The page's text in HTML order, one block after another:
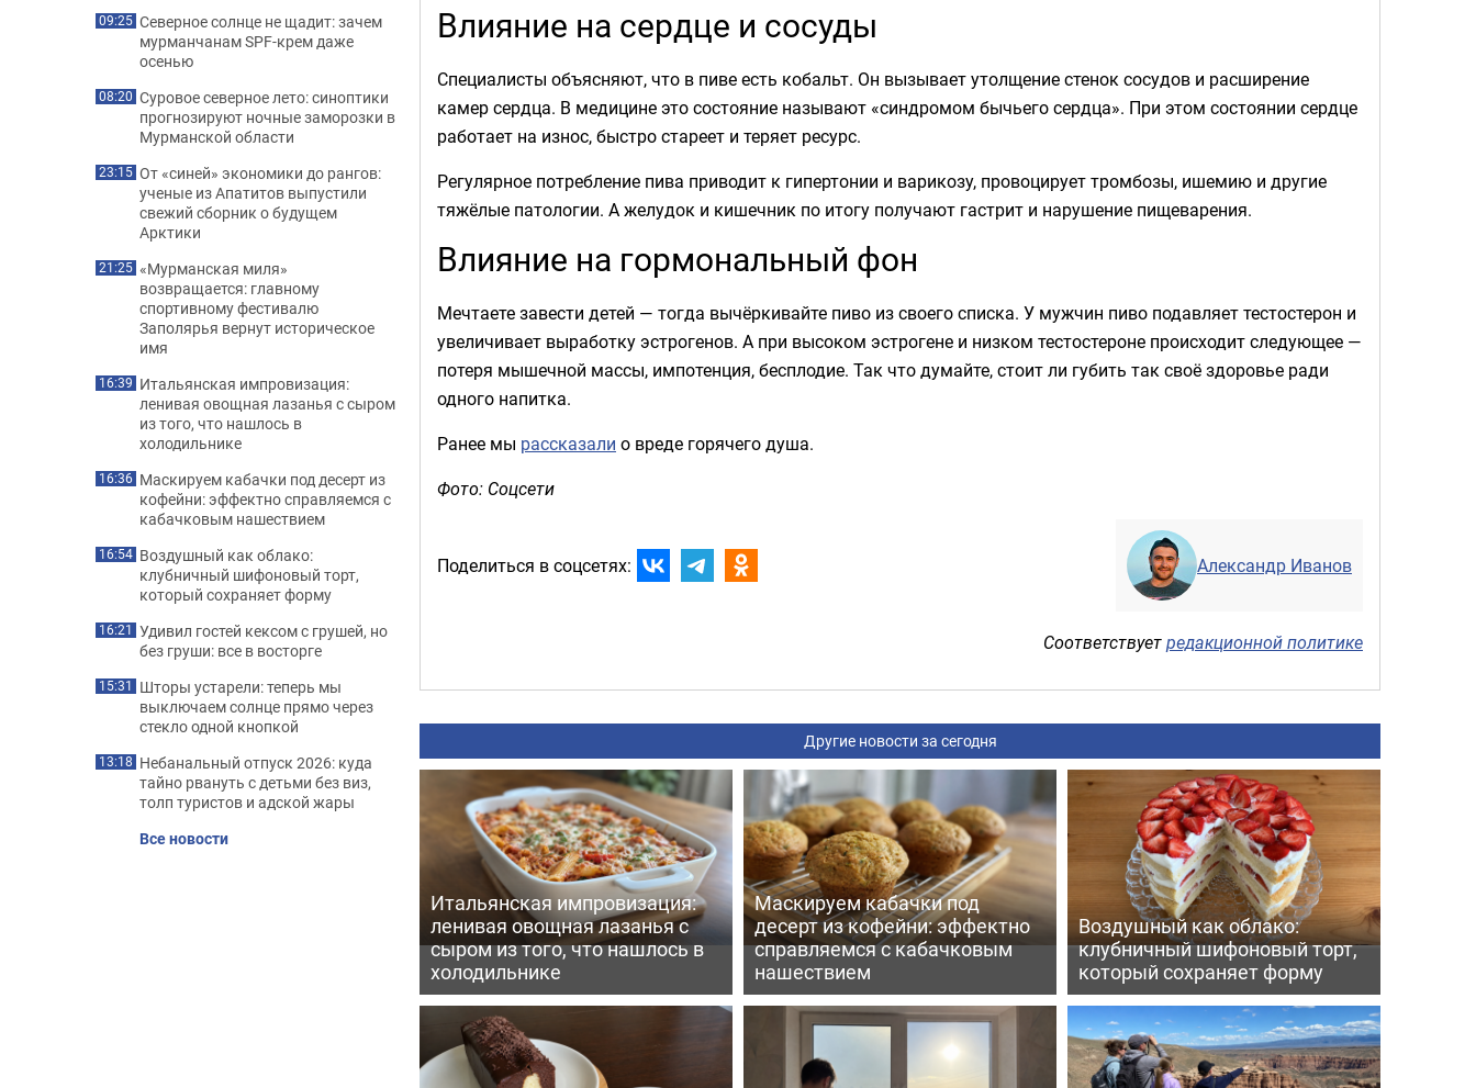
Влияние на сердце и сосуды
Специалисты объясняют, что в пиве есть кобальт. Он вызывает утолщение стенок сосудов и расширение
камер сердца. В медицине это состояние называют «синдромом бычьего сердца». При этом состоянии сердце
работает на износ, быстро стареет и теряет ресурс.
Регулярное потребление пива приводит к гипертонии и варикозу, провоцирует тромбозы, ишемию и другие
тяжёлые патологии. А желудок и кишечник по итогу получают гастрит и нарушение пищеварения.
Влияние на гормональный фон
Мечтаете завести детей — тогда вычёркивайте пиво из своего списка. У мужчин пиво подавляет тестостерон и
увеличивает выработку эстрогенов. А при высоком эстрогене и низком тестостероне происходит следующее —
потеря мышечной массы, импотенция, бесплодие. Так что думайте, стоит ли губить так своё здоровье ради
одного напитка.
Ранее мы рассказали о вреде горячего душа.
Фото: Соцсети
Поделиться в соцсетях: Александр Иванов
Соответствуетредакционной политике
Другие новости за сегодня
Итальянская импровизация:
ленивая овощная лазанья с
сыром из того, что нашлось в
холодильнике
Маскируем кабачки под
десерт из кофейни: эффектно
справляемся с кабачковым
нашествием
Воздушный как облако:
клубничный шифоновый торт,
который сохраняет форму
09:25 Северное солнце не щадит: зачем
мурманчанам SPF-крем даже
осенью
08:20 Суровое северное лето: синоптики
прогнозируют ночные заморозки в
Мурманской области
23:15 От «синей» экономики до рангов:
ученые из Апатитов выпустили
свежий сборник о будущем
Арктики
21:25 «Мурманская миля»
возвращается: главному
спортивному фестивалю
Заполярья вернут историческое
имя
16:39 Итальянская импровизация:
ленивая овощная лазанья с сыром
из того, что нашлось в
холодильнике
16:36 Маскируем кабачки под десерт из
кофейни: эффектно справляемся с
кабачковым нашествием
16:54 Воздушный как облако:
клубничный шифоновый торт,
который сохраняет форму
16:21 Удивил гостей кексом с грушей, но
без груши: все в восторге
15:31 Шторы устарели: теперь мы
выключаем солнце прямо через
стекло одной кнопкой
13:18 Небанальный отпуск 2026: куда
тайно рвануть с детьми без виз,
толп туристов и адской жары
Все новости